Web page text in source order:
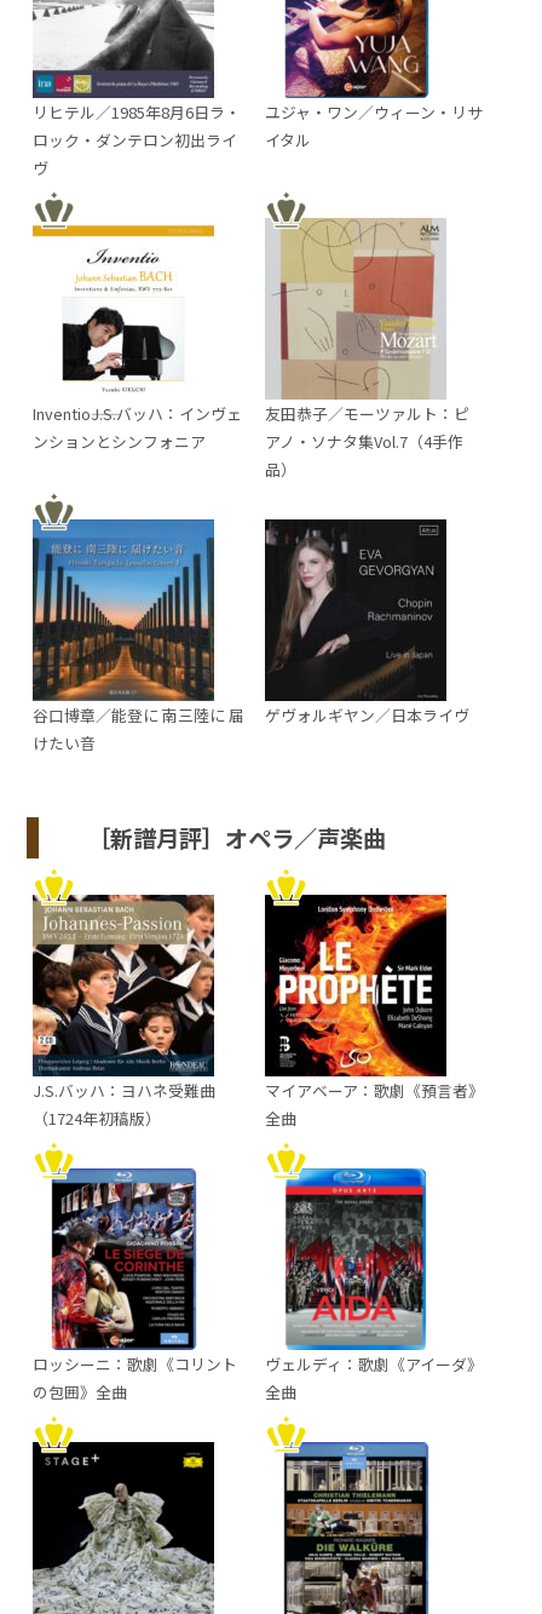
リヒテル／1985年8月6日ラ・
ロック・ダンテロン初出ライ
ヴ
ユジャ・ワン／ウィーン・リサ
イタル
Inventio――J.S.バッハ：インヴェ
ンションとシンフォニア
友田恭子／モーツァルト：ピ
アノ・ソナタ集Vol.7（4手作
品）
谷口博章／能登に 南三陸に 届
けたい音
ゲヴォルギヤン／日本ライヴ
［新譜月評］オペラ／声楽曲
J.S.バッハ：ヨハネ受難曲
（1724年初稿版）
マイアベーア：歌劇《預言者》
全曲
ロッシーニ：歌劇《コリント
の包囲》全曲
ヴェルディ：歌劇《アイーダ》
全曲